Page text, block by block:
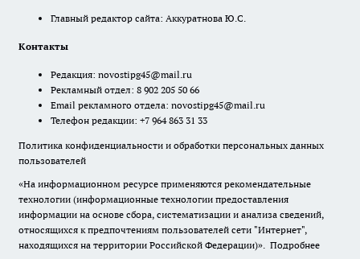
Главный редактор сайта: Аккуратнова Ю.С.
Контакты
Редакция: novostipg45@mail.ru
Рекламный отдел: 8 902 205 50 66
Email рекламного отдела: novostipg45@mail.ru
Телефон редакции: +7 964 863 31 33
Политика конфиденциальности и обработки персональных данных
пользователей
«На информационном ресурсе применяются рекомендательные
технологии (информационные технологии предоставления
информации на основе сбора, систематизации и анализа сведений,
относящихся к предпочтениям пользователей сети "Интернет",
находящихся на территории Российской Федерации)». Подробнее